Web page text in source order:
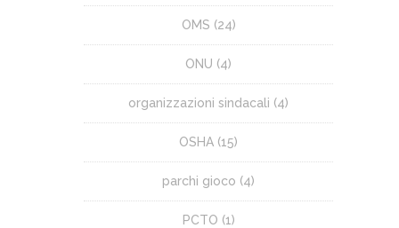
OMS (24)
ONU (4)
organizzazioni sindacali (4)
OSHA (15)
parchi gioco (4)
PCTO (1)